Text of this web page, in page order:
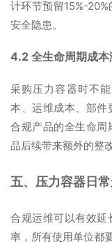
计环节预留15%-
安全隐患。
4.2 全生命周期成本
采购压力容器时不
本、运维成本、部件
合规产品的全生命周
品后续带来额外的整
五、压力容器日
合规运维可以有效延
率，所有使用单位都